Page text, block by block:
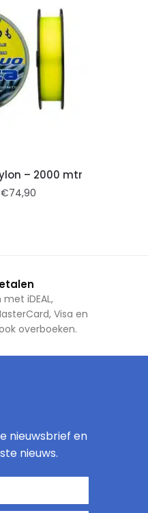
– 2000 mtr
€74,90
iDEAL,
Visa en
overboeken.
nieuwsbrief en
nieuws.